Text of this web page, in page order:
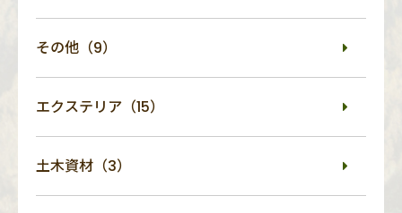
その他（9）
エクステリア（15）
土木資材（3）